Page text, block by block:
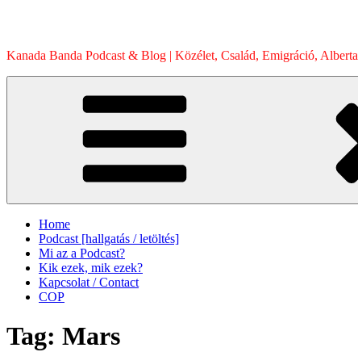
Kanada Banda Podcast & Blog | Közélet, Család, Emigráció,
Home
Podcast [hallgatás / letöltés]
Mi az a Podcast?
Kik ezek, mik ezek?
Kapcsolat / Contact
COP
Tag: Mars